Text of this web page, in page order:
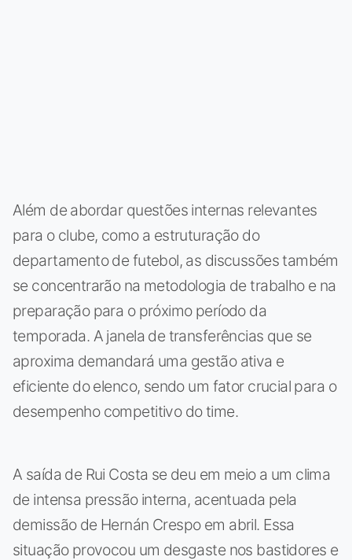
Além de abordar questões internas relevantes
para o clube, como a estruturação do
departamento de futebol, as discussões também
se concentrarão na metodologia de trabalho e na
preparação para o próximo período da
temporada. A janela de transferências que se
aproxima demandará uma gestão ativa e
eficiente do elenco, sendo um fator crucial para o
desempenho competitivo do time.
A saída de Rui Costa se deu em meio a um clima
de intensa pressão interna, acentuada pela
demissão de Hernán Crespo em abril. Essa
situação provocou um desgaste nos bastidores e